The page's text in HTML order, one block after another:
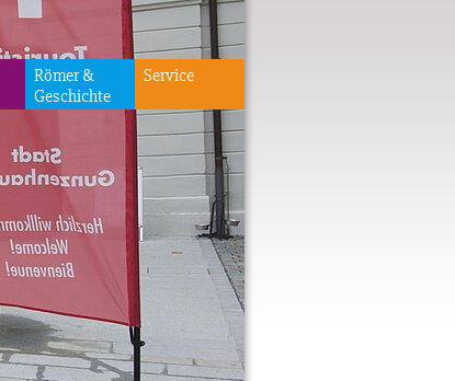
Römer &
Geschichte
Service